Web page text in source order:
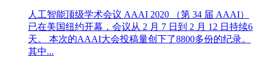
人工智能顶级学术会议 AAAI 2020 （第 34 届 AAAI）
已在美国纽约开幕，会议从 2 月 7 日到 2 月 12 日持续6
天。 本次的AAAI大会投稿量创下了8800多份的纪录。
其中...